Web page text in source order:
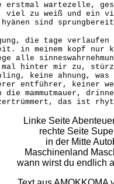
wartezelle,
zu weiß und ein
sind
die tage
in meinem kopf nur
alle
hinter mir zu,
keine ahnung,
entführer, keiner
mammutmauer,
das ist
Linke Seite
rechte Seite
in der Mitte
Maschinenland
wann wirst du endlich